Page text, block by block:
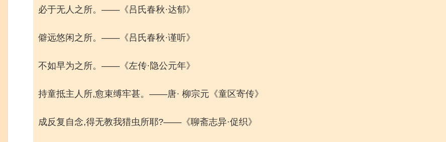
必于无人之所。——《吕氏春秋·达郁》
僻远悠闲之所。——《吕氏春秋·谨听》
不如早为之所。——《左传·隐公元年》
持童抵主人所,愈束缚牢甚。——唐· 柳宗元《童区寄传》
成反复自念,得无教我猎虫所耶?——《聊斋志异·促织》